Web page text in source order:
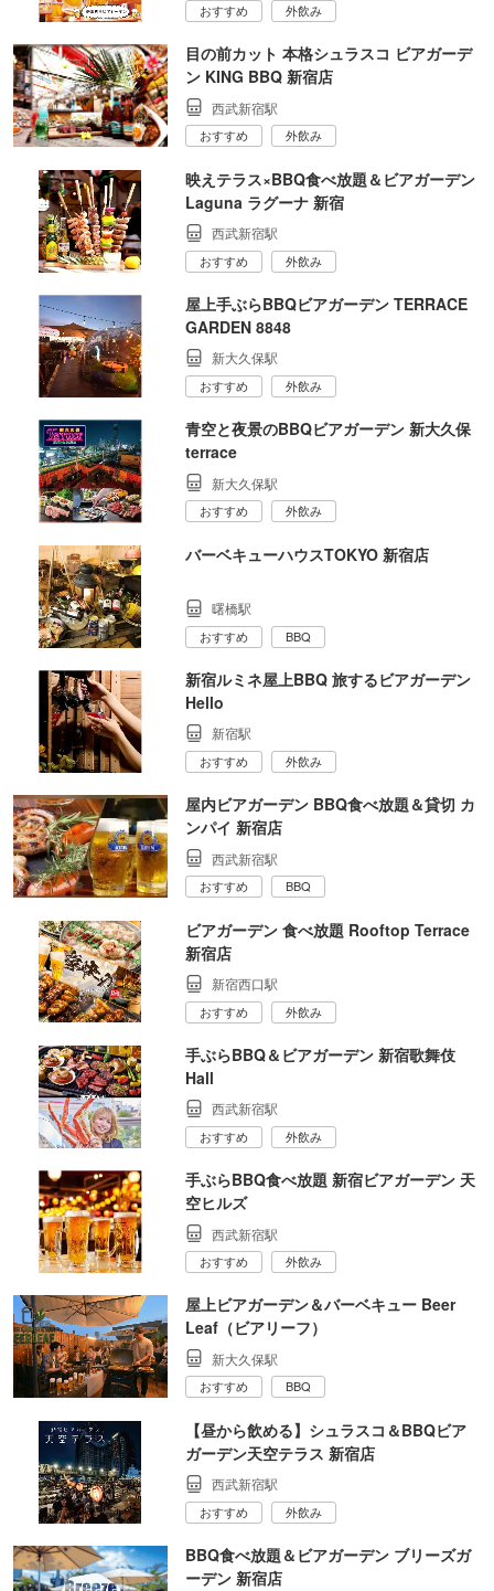
おすすめ 外飲み
目の前カット 本格シュラスコ ビアガーデ
ン KING BBQ 新宿店
西武新宿駅
おすすめ 外飲み
映えテラス×BBQ食べ放題＆ビアガーデン
Laguna ラグーナ 新宿
西武新宿駅
おすすめ 外飲み
屋上手ぶらBBQビアガーデン TERRACE
GARDEN 8848
新大久保駅
おすすめ 外飲み
青空と夜景のBBQビアガーデン 新大久保
terrace
新大久保駅
おすすめ 外飲み
バーベキューハウスTOKYO 新宿店
曙橋駅
おすすめ BBQ
新宿ルミネ屋上BBQ 旅するビアガーデン
Hello
新宿駅
おすすめ 外飲み
屋内ビアガーデン BBQ食べ放題＆貸切 カ
ンパイ 新宿店
西武新宿駅
おすすめ BBQ
ビアガーデン 食べ放題 Rooftop Terrace
新宿店
新宿西口駅
おすすめ 外飲み
手ぶらBBQ＆ビアガーデン 新宿歌舞伎
Hall
西武新宿駅
おすすめ 外飲み
手ぶらBBQ食べ放題 新宿ビアガーデン 天
空ヒルズ
西武新宿駅
おすすめ 外飲み
屋上ビアガーデン＆バーベキュー Beer
Leaf（ビアリーフ）
新大久保駅
おすすめ BBQ
【昼から飲める】シュラスコ＆BBQビア
ガーデン天空テラス 新宿店
西武新宿駅
おすすめ 外飲み
BBQ食べ放題＆ビアガーデン ブリーズガ
ーデン 新宿店